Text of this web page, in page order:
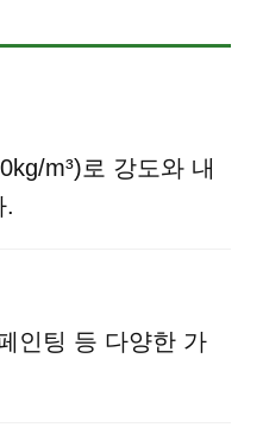
m³)로 강도와 내
.
인팅 등 다양한 가